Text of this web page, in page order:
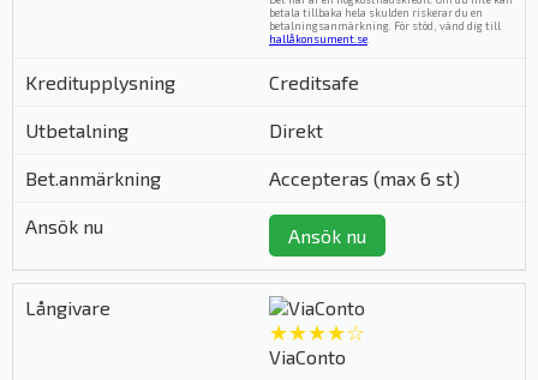
betala tillbaka hela skulden riskerar du en
betalningsanmärkning. För stöd, vänd dig till
hallåkonsument.se.
Creditsafe
Direkt
Accepteras (max 6 st)
Ansök nu
★★★★☆
ViaConto